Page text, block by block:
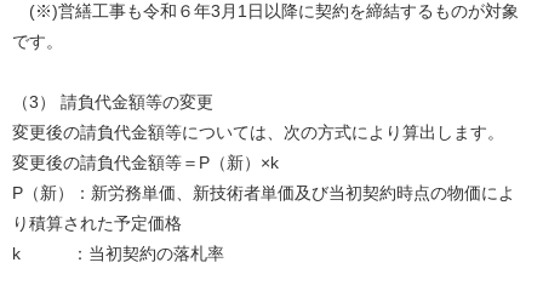
(※)営繕工事も令和６年3月1日以降に契約を締結するものが対象
です。
（3） 請負代金額等の変更
変更後の請負代金額等については、次の方式により算出します。
変更後の請負代金額等＝P（新）×k
P（新）：新労務単価、新技術者単価及び当初契約時点の物価によ
り積算された予定価格
k ：当初契約の落札率